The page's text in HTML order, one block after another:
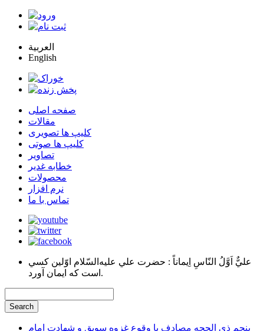
العربية
English
صفحه اصلی
مقالات
کلیپ ها تصویری
کلیپ ها صوتی
تصاویر
خطابه غدیر
محصولات
نرم افزار
تماس با ما
عليٌّ اَوَّلُ النّاسِ اِيماناً : حضرت علي عليه‌السّلام اوّلين كسي
است كه ايمان آورد.
پنجم ذی الحجه مصادف با وقوع غزوه سویق و شهادت امام